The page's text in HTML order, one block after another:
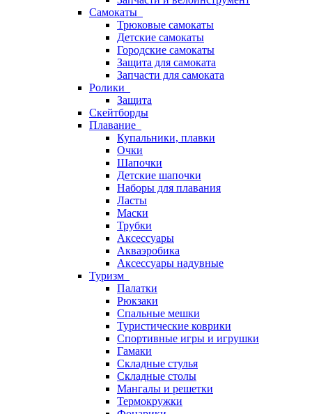
Самокаты
Трюковые самокаты
Детские самокаты
Городские самокаты
Защита для самоката
Запчасти для самоката
Ролики
Защита
Скейтборды
Плавание
Купальники, плавки
Очки
Шапочки
Детские шапочки
Наборы для плавания
Ласты
Маски
Трубки
Аксессуары
Акваэробика
Аксессуары надувные
Туризм
Палатки
Рюкзаки
Спальные мешки
Туристические коврики
Спортивные игры и игрушки
Гамаки
Складные стулья
Складные столы
Мангалы и решетки
Термокружки